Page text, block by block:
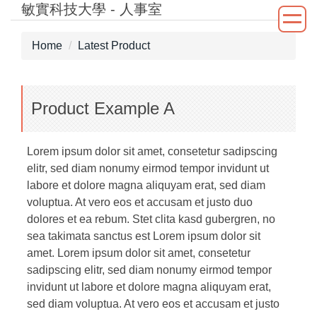
Jump
敏實科技大學 - 人事室
Home Latest Product
Product Example A
Lorem ipsum dolor sit amet, consetetur sadipscing
elitr, sed diam nonumy eirmod tempor invidunt ut
labore et dolore magna aliquyam erat, sed diam
voluptua. At vero eos et accusam et justo duo
dolores et ea rebum. Stet clita kasd gubergren, no
sea takimata sanctus est Lorem ipsum dolor sit
amet. Lorem ipsum dolor sit amet, consetetur
sadipscing elitr, sed diam nonumy eirmod tempor
invidunt ut labore et dolore magna aliquyam erat,
sed diam voluptua. At vero eos et accusam et justo